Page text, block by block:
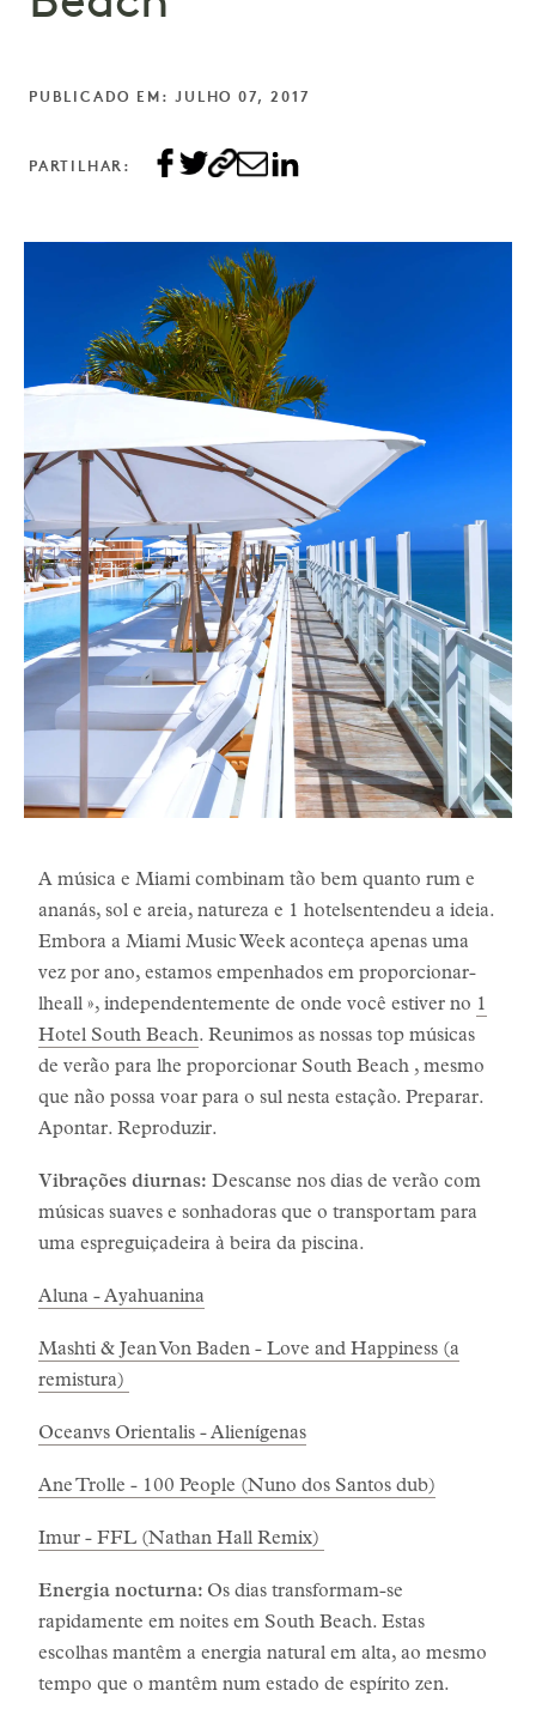
PUBLICADO EM: JULHO 07, 2017
PARTILHAR:
A música e Miami combinam tão bem quanto rum e
ananás, sol e areia, natureza e 1 hotelsentendeu a ideia.
Embora a Miami Music Week aconteça apenas uma
vez por ano, estamos empenhados em proporcionar-
lheall », independentemente de onde você estiver no 1
Hotel South Beach. Reunimos as nossas top músicas
de verão para lhe proporcionar South Beach , mesmo
que não possa voar para o sul nesta estação. Preparar.
Apontar. Reproduzir.
Vibrações diurnas: Descanse nos dias de verão com
músicas suaves e sonhadoras que o transportam para
uma espreguiçadeira à beira da piscina.
Aluna - Ayahuanina
Mashti & Jean Von Baden - Love and Happiness (a
remistura)
Oceanvs Orientalis - Alienígenas
Ane Trolle - 100 People (Nuno dos Santos dub)
Imur - FFL (Nathan Hall Remix)
Energia nocturna: Os dias transformam-se
rapidamente em noites em South Beach. Estas
escolhas mantêm a energia natural em alta, ao mesmo
tempo que o mantêm num estado de espírito zen.